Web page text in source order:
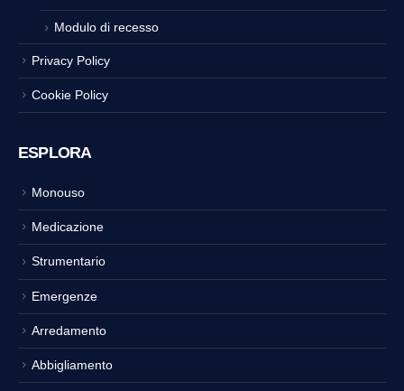
Modulo di recesso
Privacy Policy
Cookie Policy
ESPLORA
Monouso
Medicazione
Strumentario
Emergenze
Arredamento
Abbigliamento